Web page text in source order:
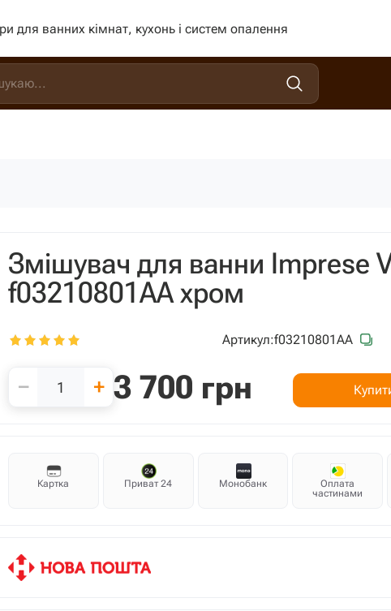
для ванних кімнат, кухонь і систем опалення
Змішувач для ванни Imprese
f03210801AA хром
Артикул:f03210801AA
− + 3 700 грн
Картка Приват 24 Монобанк
Оплата
частинами